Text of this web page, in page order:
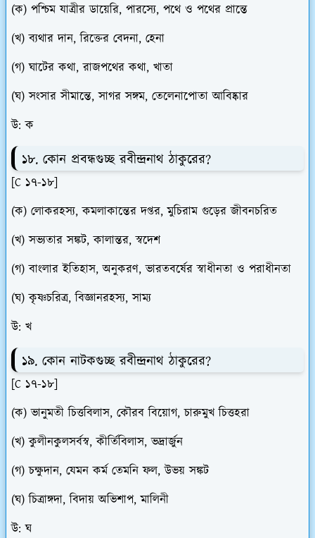
(ক) পশ্চিম যাত্রীর ডায়েরি, পারস্যে, পথে ও পথের প্রান্তে
(খ) ব্যথার দান, রিক্তের বেদনা, হেনা
(গ) ঘাটের কথা, রাজপথের কথা, খাতা
(ঘ) সংসার সীমান্তে, সাগর সঙ্গম, তেলেনাপোতা আবিষ্কার
উ: ক
১৮. কোন প্রবন্ধগুচ্ছ রবীন্দ্রনাথ ঠাকুরের?
[C ১৭-১৮]
(ক) লোকরহস্য, কমলাকান্তের দপ্তর, মুচিরাম গুড়ের জীবনচরিত
(খ) সভ্যতার সঙ্কট, কালান্তর, স্বদেশ
(গ) বাংলার ইতিহাস, অনুকরণ, ভারতবর্ষের স্বাধীনতা ও পরাধীনতা
(ঘ) কৃষ্ণচরিত্র, বিজ্ঞানরহস্য, সাম্য
উ: খ
১৯. কোন নাটকগুচ্ছ রবীন্দ্রনাথ ঠাকুরের?
[C ১৭-১৮]
(ক) ভানুমতী চিত্তবিলাস, কৌরব বিয়োগ, চারুমুখ চিত্তহরা
(খ) কুলীনকুলসর্বস্ব, কীর্তিবিলাস, ভদ্রার্জুন
(গ) চক্ষুদান, যেমন কর্ম তেমনি ফল, উভয় সঙ্কট
(ঘ) চিত্রাঙ্গদা, বিদায় অভিশাপ, মালিনী
উ: ঘ